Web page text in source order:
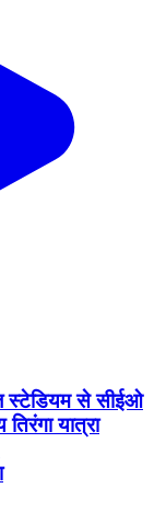
स्टेडियम से सीईओ
यात्रा